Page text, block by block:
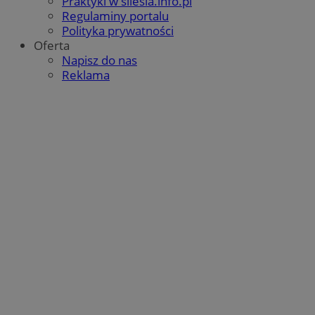
Regulaminy portalu
Polityka prywatności
Oferta
Napisz do nas
Reklama